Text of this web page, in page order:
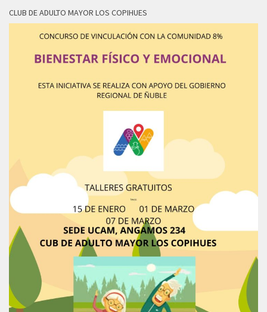
CLUB DE ADULTO MAYOR LOS COPIHUES